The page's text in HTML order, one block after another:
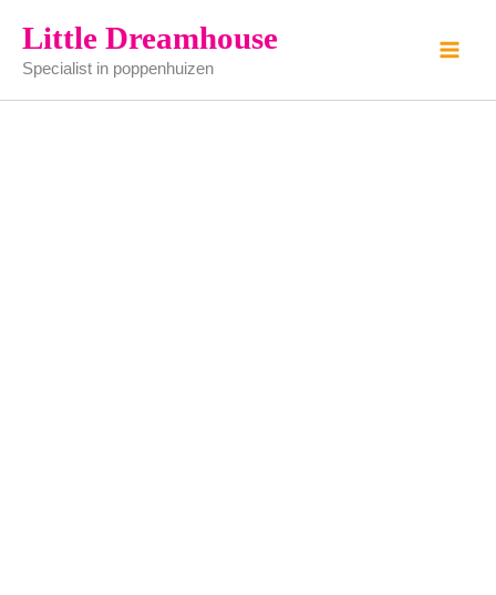
naar
inhoud
Little Dreamhouse
Specialist in poppenhuizen
kunststof
-
41x30cm
aantal